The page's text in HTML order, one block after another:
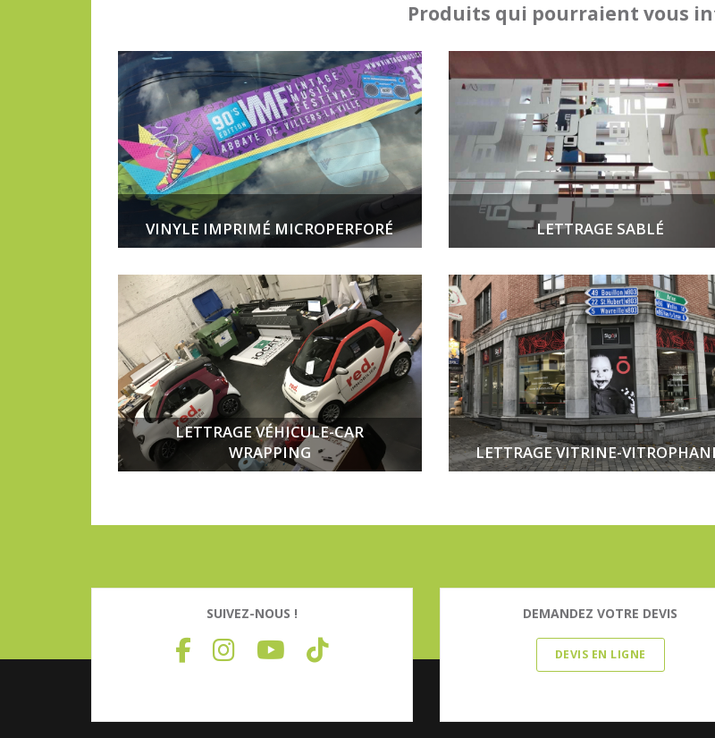
Produits qui pourraient vous
VINYLE IMPRIMÉ MICROPERFORÉ LETTRAGE SABLÉ
LETTRAGE VÉHICULE-CAR
WRAPPING
LETTRAGE VITRINE-
SUIVEZ-NOUS ! DEMANDEZ VOTRE DEVIS
DEVIS EN LIGNE